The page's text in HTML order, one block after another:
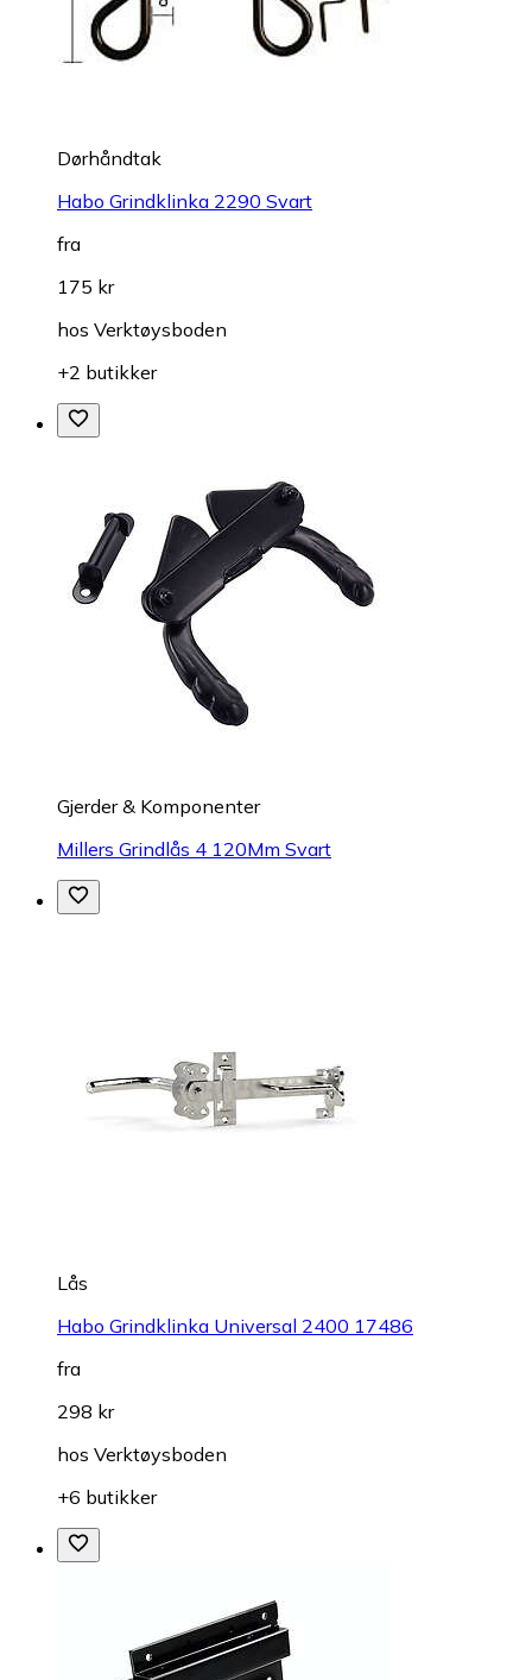
Dørhåndtak
Habo Grindklinka 2290 Svart
fra
175 kr
hos Verktøysboden
+2 butikker
Gjerder & Komponenter
Millers Grindlås 4 120Mm Svart
Lås
Habo Grindklinka Universal 2400 17486
fra
298 kr
hos Verktøysboden
+6 butikker